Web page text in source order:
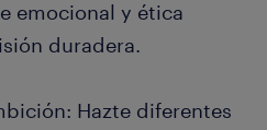
emocional y ética
duradera.
Hazte diferentes